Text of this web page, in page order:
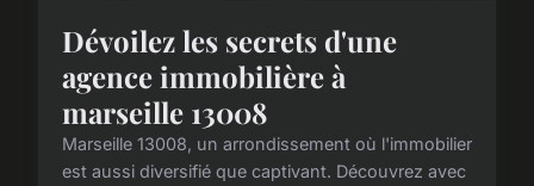
Dévoilez les secrets d'une
agence immobilière à
marseille 13008
Marseille 13008, un arrondissement où l'immobilier
est aussi diversifié que captivant. Découvrez avec